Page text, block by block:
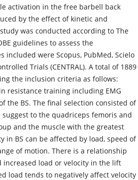
activation in the free barbell back
by the effect of kinetic and
was conducted according to The
guidelines to assess the
included were Scopus, PubMed, Scielo
Trials (CENTRAL). A total of 1889
the inclusion criteria as follows:
resistance training including EMG
the BS. The final selection consisted of
suggest to the quadriceps femoris and
and the muscle with the greatest
in BS can be affected by load, speed of
of motion. There is a relationship
load or velocity in the lift
load tends to negatively affect velocity